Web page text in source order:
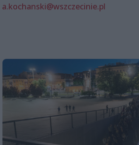
a.kochanski@wszczecinie.pl